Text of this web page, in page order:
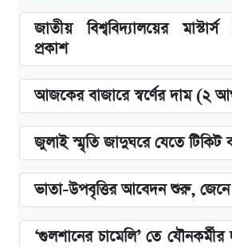
জাতীয় বিশ্ববিদ্যালয়ের
প্রকাশ
আজকের বাজারে স্বর্ণের দাম (২
জুলাই স্মৃতি জাদুঘরে যেতে টিকিট
ভাতা-উপবৃত্তির আবেদন শুরু, জেনে
‘গুলশানের চামেলি’ তে